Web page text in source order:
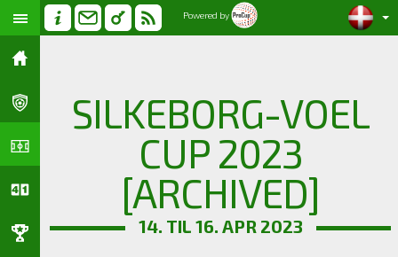
Powered by
SILKEBORG-VOEL
CUP 2023
[ARCHIVED]
14. TIL 16. APR 2023